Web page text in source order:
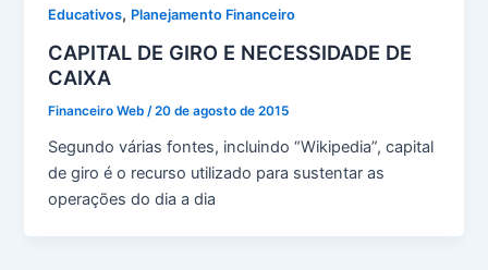
Educativos, Planejamento Financeiro
CAPITAL DE GIRO E NECESSIDADE DE
CAIXA
Financeiro Web/20 de agosto de 2015
Segundo várias fontes, incluindo “Wikipedia”, capital
de giro é o recurso utilizado para sustentar as
operações do dia a dia